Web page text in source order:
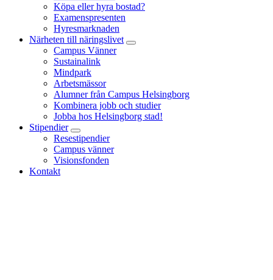
Köpa eller hyra bostad?
Examenspresenten
Hyresmarknaden
Närheten till näringslivet
Campus Vänner
Sustainalink
Mindpark
Arbetsmässor
Alumner från Campus Helsingborg
Kombinera jobb och studier
Jobba hos Helsingborg stad!
Stipendier
Resestipendier
Campus vänner
Visionsfonden
Kontakt